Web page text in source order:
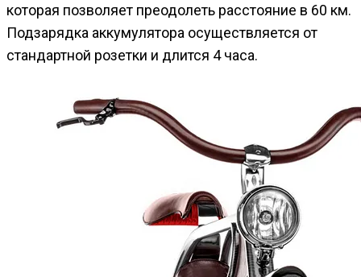
которая позволяет преодолеть расстояние в 60 км.
Подзарядка аккумулятора осуществляется от
стандартной розетки и длится 4 часа.